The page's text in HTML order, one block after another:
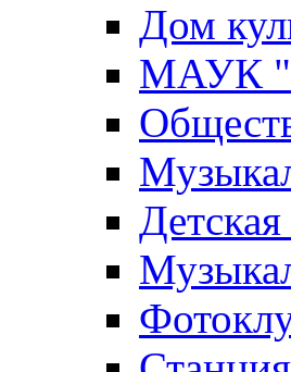
Дом
МАУК